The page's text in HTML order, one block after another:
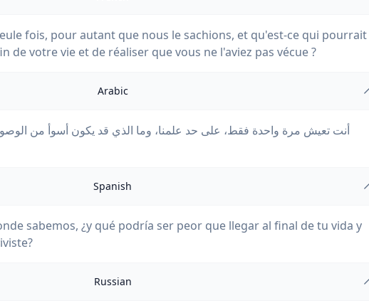
fois, pour autant que nous le sachions, et qu'est-ce qui pourrait
de votre vie et de réaliser que vous ne l'aviez pas vécue ?
Arabic
أنت تعيش مرة واحدة فقط، على حد علمنا، وما الذي قد يكون أسوأ من
Spanish
sabemos, ¿y qué podría ser peor que llegar al final de tu vida y
Russian